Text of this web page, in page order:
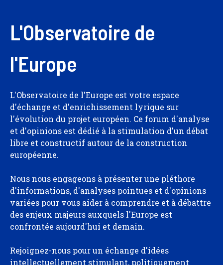
L'Observatoire de
l'Europe
L'Observatoire de l'Europe est votre espace
d'échange et d'enrichissement lyrique sur
l'évolution du projet européen. Ce forum d'analyse
et d'opinions est dédié à la stimulation d'un débat
libre et constructif autour de la construction
européenne.
Nous nous engageons à présenter une pléthore
d'informations, d'analyses pointues et d'opinions
variées pour vous aider à comprendre et à débattre
des enjeux majeurs auxquels l'Europe est
confrontée aujourd'hui et demain.
Rejoignez-nous pour un échange d'idées
intellectuellement stimulant, politiquement